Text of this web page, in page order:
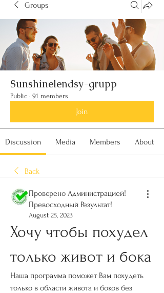
Groups
Sunshinelendsy-grupp
Public · 91 members
Join
Discussion Media Members About
Back
Проверено Администрацией!
Превосходный Результат!
August 25, 2023
Хочу чтобы похудел
только живот и бока
Наша программа поможет Вам похудеть
только в области живота и боков без